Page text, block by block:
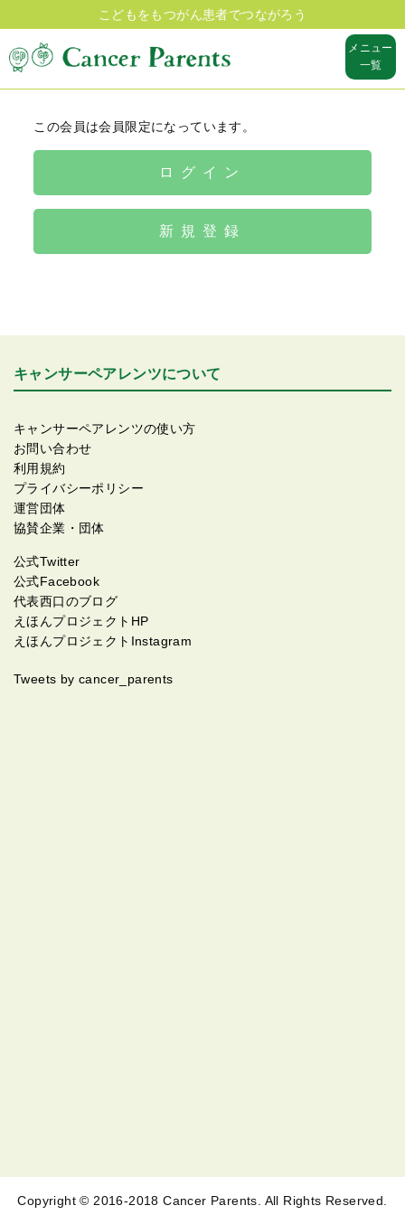
こどもをもつがん患者でつながろう
メニュー
一覧
この会員は会員限定になっています。
ログイン
新規登録
キャンサーペアレンツについて
キャンサーペアレンツの使い方
お問い合わせ
利用規約
プライバシーポリシー
運営団体
協賛企業・団体
公式Twitter
公式Facebook
代表西口のブログ
えほんプロジェクトHP
えほんプロジェクトInstagram
Tweets by cancer_parents
Copyright © 2016-2018 Cancer Parents. All Rights Reserved.